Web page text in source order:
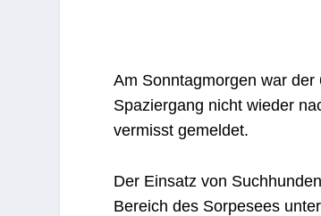
Am Sonntagmorgen war
Spaziergang nicht wieder
vermisst gemeldet.
Der Einsatz von
Bereich des Sorpesees